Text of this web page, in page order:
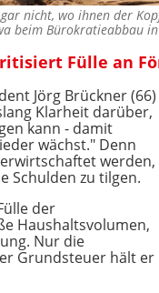
nicht, wo ihnen der
beim
Fülle an
Jörg Brückner (66)
Klarheit darüber,
kann - damit
wächst." Denn
werden,
Schulden zu tilgen.
der
Haushaltsvolumen,
Nur die
Grundsteuer hält er